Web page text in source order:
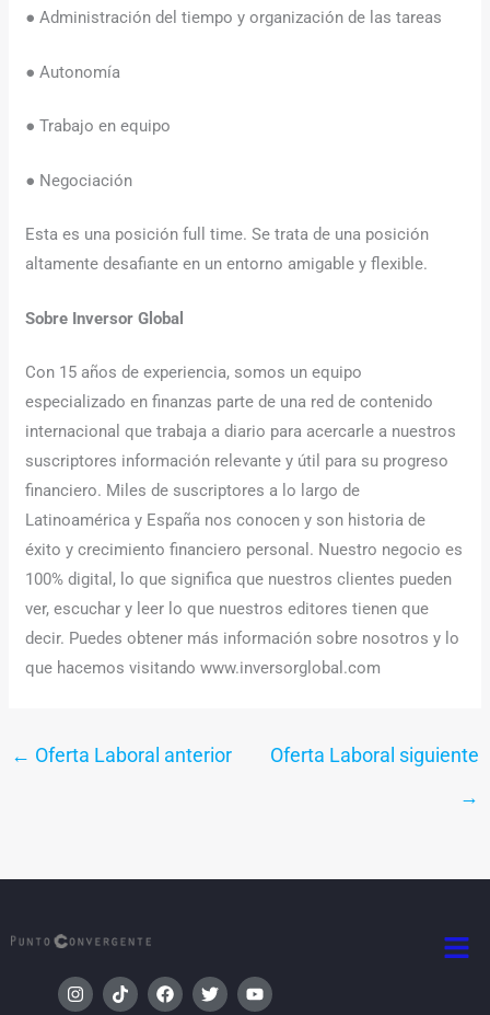
● Administración del tiempo y organización de las tareas
● Autonomía
● Trabajo en equipo
● Negociación
Esta es una posición full time. Se trata de una posición
altamente desafiante en un entorno amigable y flexible.
Sobre Inversor Global
Con 15 años de experiencia, somos un equipo
especializado en finanzas parte de una red de contenido
internacional que trabaja a diario para acercarle a nuestros
suscriptores información relevante y útil para su progreso
financiero. Miles de suscriptores a lo largo de
Latinoamérica y España nos conocen y son historia de
éxito y crecimiento financiero personal. Nuestro negocio es
100% digital, lo que significa que nuestros clientes pueden
ver, escuchar y leer lo que nuestros editores tienen que
decir. Puedes obtener más información sobre nosotros y lo
que hacemos visitando www.inversorglobal.com
← Oferta Laboral anterior
Oferta Laboral siguiente
→
I
n
T
i
F
a
T
w
Y
o